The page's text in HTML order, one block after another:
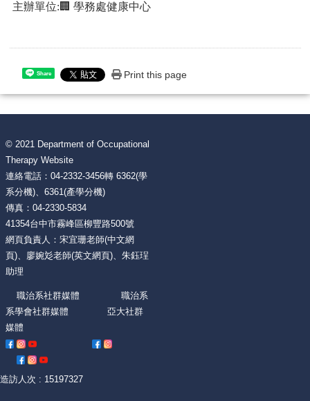
主辦單位: 🏢 學務處健康中心
Share Print this page
© 2021 Department of Occupational
Therapy Website
連絡電話：04-2332-3456轉 6362(學
系分機)、6361(產學分機)
傳真：04-2330-5834
41354台中市霧峰區柳豐路500號
網頁負責人：宋宜珊老師(中文網
頁)、廖婉彣老師(英文網頁)、朱鈺珵
助理
職治系社群媒體 職治系
系學會社群媒體 亞大社群
媒體
造訪人次 : 15197327